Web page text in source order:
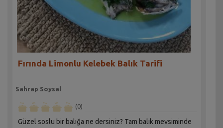
Fırında Limonlu Kelebek Balık Tarifi
Sahrap Soysal
(0)
Güzel soslu bir balığa ne dersiniz? Tam balık mevsiminde